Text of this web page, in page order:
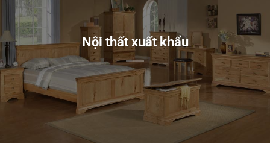
Nội thất xuất khẩu